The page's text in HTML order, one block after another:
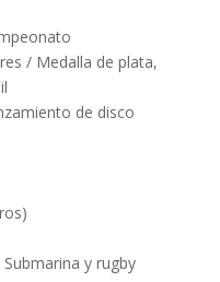
/ Medalla de plata,
de disco
Submarina y rugby